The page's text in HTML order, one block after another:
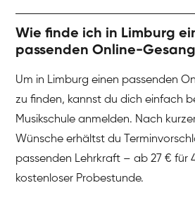
Wie finde ich in Limburg
passenden Online-
Um in Limburg einen passenden
zu finden, kannst du dich einfach
Musikschule anmelden. Nach
Wünsche erhältst du
passenden Lehrkraft – ab 27 € für
kostenloser Probestunde.